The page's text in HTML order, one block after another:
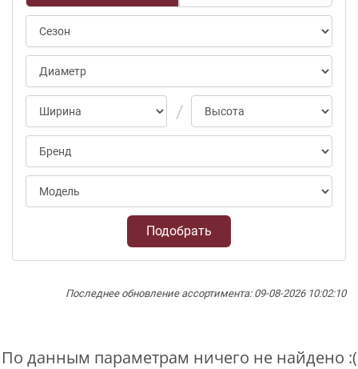
Подобрать
Последнее обновление ассортимента: 09-08-2026 10:02:10
По данным параметрам ничего не найдено :(